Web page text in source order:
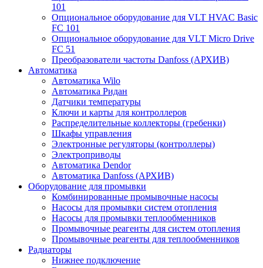
101
Опциональное оборудование для VLT HVAC Basic
FC 101
Опциональное оборудование для VLT Micro Drive
FC 51
Преобразователи частоты Danfoss (АРХИВ)
Автоматика
Автоматика Wilo
Автоматика Ридан
Датчики температуры
Ключи и карты для контроллеров
Распределительные коллекторы (гребенки)
Шкафы управления
Электронные регуляторы (контроллеры)
Электроприводы
Автоматика Dendor
Автоматика Danfoss (АРХИВ)
Оборудование для промывки
Комбинированные промывочные насосы
Насосы для промывки систем отопления
Насосы для промывки теплообменников
Промывочные реагенты для систем отопления
Промывочные реагенты для теплообменников
Радиаторы
Нижнее подключение